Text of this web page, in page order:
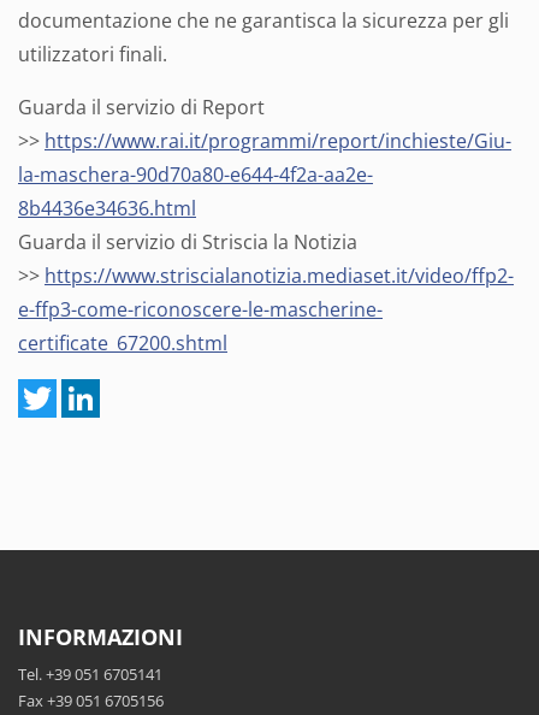
documentazione che ne garantisca la sicurezza per gli
utilizzatori finali.
Guarda il servizio di Report
>> https://www.rai.it/programmi/report/inchieste/Giu-
la-maschera-90d70a80-e644-4f2a-aa2e-
8b4436e34636.html
Guarda il servizio di Striscia la Notizia
>> https://www.striscialanotizia.mediaset.it/video/ffp2-
e-ffp3-come-riconoscere-le-mascherine-
certificate_67200.shtml
INFORMAZIONI
Tel. +39 051 6705141
Fax +39 051 6705156